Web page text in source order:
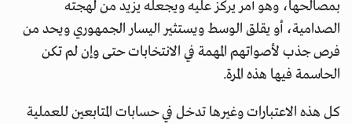
بمصالحها، وهو أمر يركز عليه ويجعله يزيد من لهجته
الصدامية، أو يقلق الوسط ويستثير اليسار الجمهوري ويحد من
فرص جذب لأصواتهم المهمة في الانتخابات حتى وإن لم تكن
الحاسمة فيها هذه المرة.
كل هذه الاعتبارات وغيرها تدخل في حسابات المتابعين للعملية